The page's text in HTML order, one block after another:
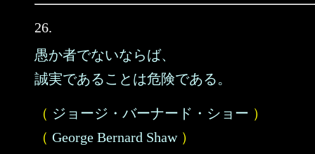
26.
愚か者でないならば、
誠実であることは危険である。
（ ジョージ・バーナード・ショー ）
（ George Bernard Shaw）